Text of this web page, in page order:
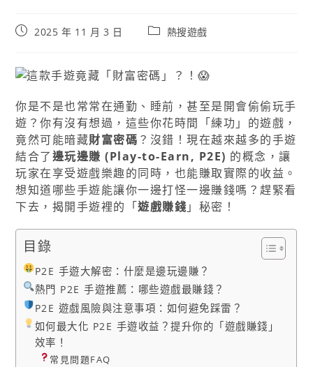
2025 年 11 月 3 日 熱搜遊戲
你是不是也常常在通勤、睡前，甚至是開會偷偷玩手
遊？你有沒有想過，這些你花時間「練功」的遊戲，
竟然可能暗藏財富密碼 ？沒錯！現在越來越多的手遊
結合了邊玩邊賺 (Play-to-Earn, P2E) 的概念，讓
玩家在享受遊戲樂趣的同時，也能賺取實際的收益。
想知道哪些手遊能讓你一邊打怪一邊賺錢嗎？趕緊看
下去，揭開手遊裡的「遊戲賺錢 」秘密！
目錄
P2E 手遊大解密：什麼是邊玩邊賺？
熱門 P2E 手遊推薦：哪些遊戲最賺錢？
P2E 遊戲風險與注意事項：如何避免踩雷？
如何最大化 P2E 手遊收益？提升你的「遊戲賺錢」
效率！
常見問題FAQ